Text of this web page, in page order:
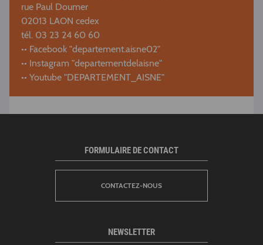
rue Paul Doumer
02013 LAON cedex
tél. 03 23 24 60 60
•• Facebook "departement.aisne02"
•• Instagram "departementdelaisne"
•• Youtube "DEPARTEMENT_AISNE"
FORMULAIRE DE CONTACT
CONTACTEZ-NOUS
NEWSLETTER